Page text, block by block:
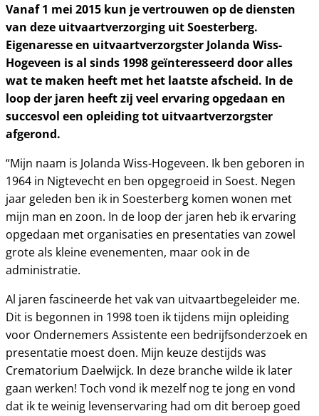
Vanaf 1 mei 2015 kun je vertrouwen op de diensten
van deze uitvaartverzorging uit Soesterberg.
Eigenaresse en uitvaartverzorgster Jolanda Wiss-
Hogeveen is al sinds 1998 geïnteresseerd door alles
wat te maken heeft met het laatste afscheid. In de
loop der jaren heeft zij veel ervaring opgedaan en
succesvol een opleiding tot uitvaartverzorgster
afgerond.
“Mijn naam is Jolanda Wiss-Hogeveen. Ik ben geboren in
1964 in Nigtevecht en ben opgegroeid in Soest. Negen
jaar geleden ben ik in Soesterberg komen wonen met
mijn man en zoon. In de loop der jaren heb ik ervaring
opgedaan met organisaties en presentaties van zowel
grote als kleine evenementen, maar ook in de
administratie.
Al jaren fascineerde het vak van uitvaartbegeleider me.
Dit is begonnen in 1998 toen ik tijdens mijn opleiding
voor Ondernemers Assistente een bedrijfsonderzoek en
presentatie moest doen. Mijn keuze destijds was
Crematorium Daelwijck. In deze branche wilde ik later
gaan werken! Toch vond ik mezelf nog te jong en vond
dat ik te weinig levenservaring had om dit beroep goed